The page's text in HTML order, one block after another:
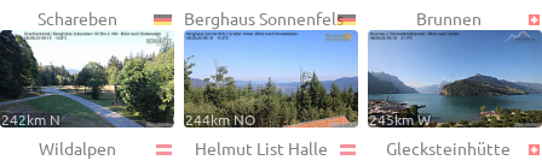
Schareben
242km N
Berghaus Sonnenfels
244km NO
Brunnen
245km W
Wildalpen Helmut List Halle Glecksteinhütte